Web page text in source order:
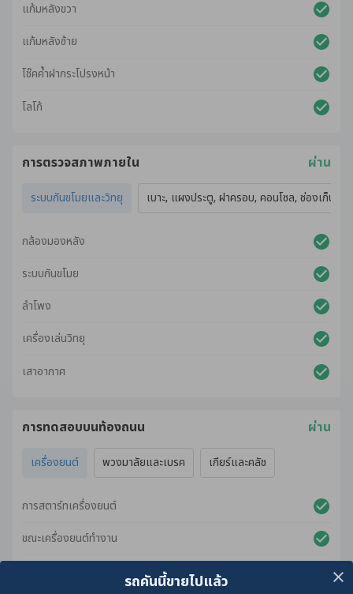
แก้มหลังขวา
แก้มหลังซ้าย
โช๊คค้ำฝากระโปรงหน้า
โลโก้
การตรวจสภาพภายใน ผ่าน
ระบบกันขโมยและวิทยุ เบาะ, แผงประตู, ฝาครอบ, คอนโซล, ช่องเก็บข
กล้องมองหลัง
ระบบกันขโมย
ลำโพง
เครื่องเล่นวิทยุ
เสาอากาศ
การทดสอบบนท้องถนน ผ่าน
เครื่องยนต์ พวงมาลัยและเบรค เกียร์และคลัช
การสตาร์ทเครื่องยนต์
ขณะเครื่องยนต์ทำงาน
รถคันนี้ขายไปแล้ว